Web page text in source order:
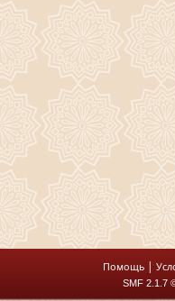
Помощь |
SMF 2.1.7